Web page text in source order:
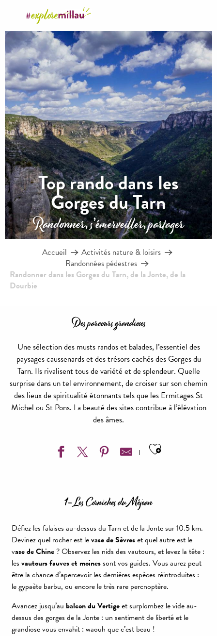
contenu
principal
Top rando dans les
Gorges du Tarn
Randonner, s’émerveiller, partager
Accueil
Activités nature & loisirs
Randonnées pédestres
Randonner dans les Gorges du Tarn, de la Jonte, de la
Dourbie
Des parcours grandioses
Une sélection des musts randos et balades, l’essentiel des
paysages caussenards et des trésors cachés des Gorges du
Tarn. Ils rivalisent tous de variété et de splendeur. Quelle
surprise dans un tel environnement, de croiser sur son chemin
des lieux de spiritualité étonnants tels que les Ermitages St
Michel ou St Pons. La beauté des sites contribue à l’élévation
des âmes.
Ajouter
1- Les Corniches du Méjean
Défiez les falaises au-dessus du Tarn et de la Jonte sur 10.5 km.
Devinez quel rocher est levase de Sèvreset quel autre est le
vase de Chine? Observez les nids des vautours, et levez la tête :
les vautours fauves et moinessont vos guides. Vous aurez peut
être la chance d’apercevoir les dernières espèces réintroduites :
le gypaète barbu, ou encore le très rare percnoptère.
Avancez jusqu’au balcon du Vertigeet surplombez le vide au-
dessus des gorges de la Jonte : un sentiment de liberté et le
grandiose vous envahit : waouh que c’est beau !